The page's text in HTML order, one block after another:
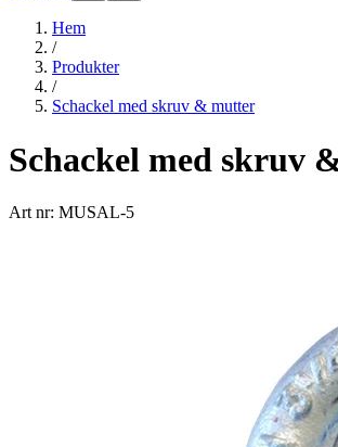
Hem
/
Produkter
/
Schackel med skruv & mutter
Schackel med skruv
Art nr: MUSAL-5